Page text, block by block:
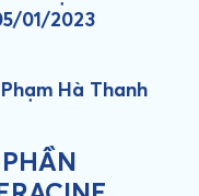
01/2023
Hà Thanh